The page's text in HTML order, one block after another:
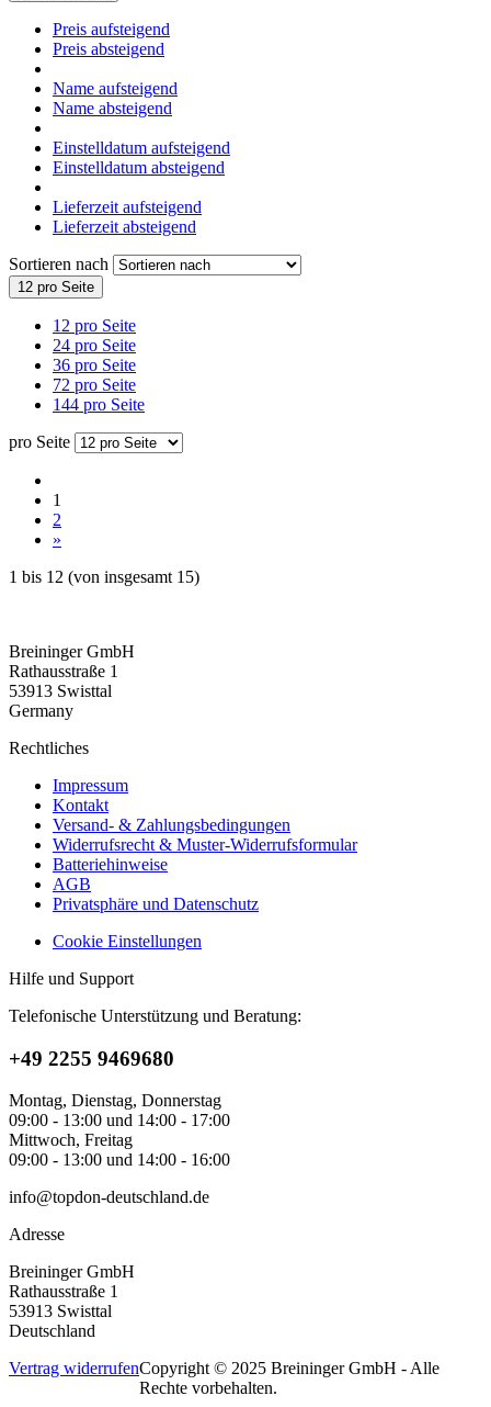
Preis aufsteigend
Preis absteigend
Name aufsteigend
Name absteigend
Einstelldatum aufsteigend
Einstelldatum absteigend
Lieferzeit aufsteigend
Lieferzeit absteigend
Sortieren nach
12 pro Seite
12 pro Seite
24 pro Seite
36 pro Seite
72 pro Seite
144 pro Seite
pro Seite
1
2
»
1 bis 12 (von insgesamt 15)
Breininger GmbH
Rathausstraße 1
53913 Swisttal
Germany
Rechtliches
Impressum
Kontakt
Versand- & Zahlungsbedingungen
Widerrufsrecht & Muster-Widerrufsformular
Batteriehinweise
AGB
Privatsphäre und Datenschutz
Cookie Einstellungen
Hilfe und Support
Telefonische Unterstützung und Beratung:
+49 2255 9469680
Montag, Dienstag, Donnerstag
09:00 - 13:00 und 14:00 - 17:00
Mittwoch, Freitag
09:00 - 13:00 und 14:00 - 16:00
info@topdon-deutschland.de
Adresse
Breininger GmbH
Rathausstraße 1
53913 Swisttal
Deutschland
Vertrag widerrufenCopyright © 2025 Breininger GmbH - Alle
Rechte vorbehalten.